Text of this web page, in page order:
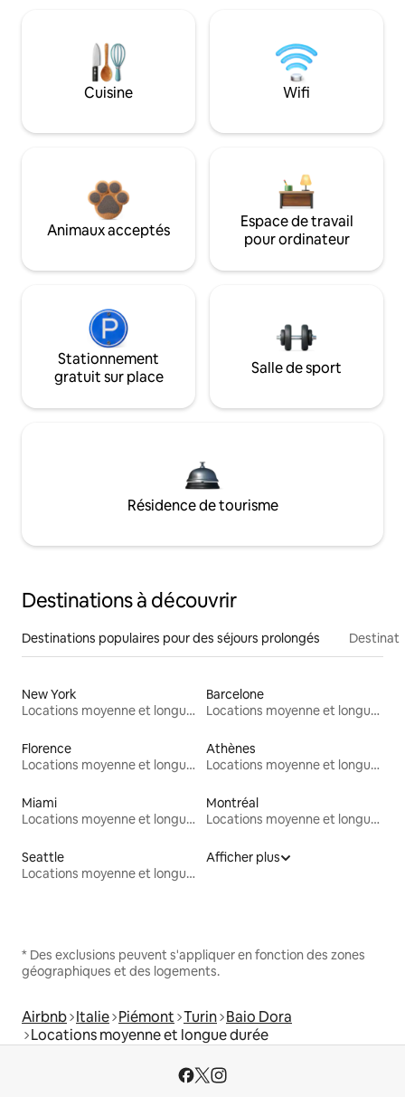
Cuisine Wifi
Animaux acceptés
Espace de travail
pour ordinateur
Stationnement
gratuit sur place
Salle de sport
Résidence de tourisme
Destinations à découvrir
Destinations populaires pour des séjours prolongés
New York
Locations moyenne et longue durée
Barcelone
Locations moyenne et longue durée
Florence
Locations moyenne et longue durée
Athènes
Locations moyenne et longue durée
Miami
Locations moyenne et longue durée
Montréal
Locations moyenne et longue durée
Seattle
Locations moyenne et longue durée
Afficher plus
* Des exclusions peuvent s'appliquer en fonction des zones
géographiques et des logements.
Airbnb Italie Piémont Turin Baio Dora
Locations moyenne et longue durée